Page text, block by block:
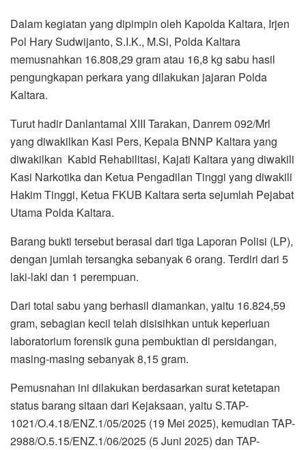
Dalam kegiatan yang dipimpin oleh Kapolda Kaltara, Irjen
Pol Hary Sudwijanto, S.I.K., M.Si, Polda Kaltara
memusnahkan 16.808,29 gram atau 16,8 kg sabu hasil
pengungkapan perkara yang dilakukan jajaran Polda
Kaltara.
Turut hadir Danlantamal XIII Tarakan, Danrem 092/Mrl
yang diwakilkan Kasi Pers, Kepala BNNP Kaltara yang
diwakilkan Kabid Rehabilitasi, Kajati Kaltara yang diwakili
Kasi Narkotika dan Ketua Pengadilan Tinggi yang diwakili
Hakim Tinggi, Ketua FKUB Kaltara serta sejumlah Pejabat
Utama Polda Kaltara.
Barang bukti tersebut berasal dari tiga Laporan Polisi (LP),
dengan jumlah tersangka sebanyak 6 orang. Terdiri dari 5
laki-laki dan 1 perempuan.
Dari total sabu yang berhasil diamankan, yaitu 16.824,59
gram, sebagian kecil telah disisihkan untuk keperluan
laboratorium forensik guna pembuktian di persidangan,
masing-masing sebanyak 8,15 gram.
Pemusnahan ini dilakukan berdasarkan surat ketetapan
status barang sitaan dari Kejaksaan, yaitu S.TAP-
1021/O.4.18/ENZ.1/05/2025 (19 Mei 2025), kemudian TAP-
2988/O.5.15/ENZ.1/06/2025 (5 Juni 2025) dan TAP-